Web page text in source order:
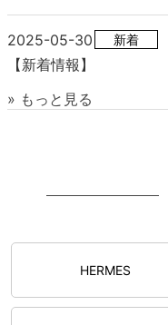
2025-05-30 新着
【新着情報】
» もっと見る
HERMES